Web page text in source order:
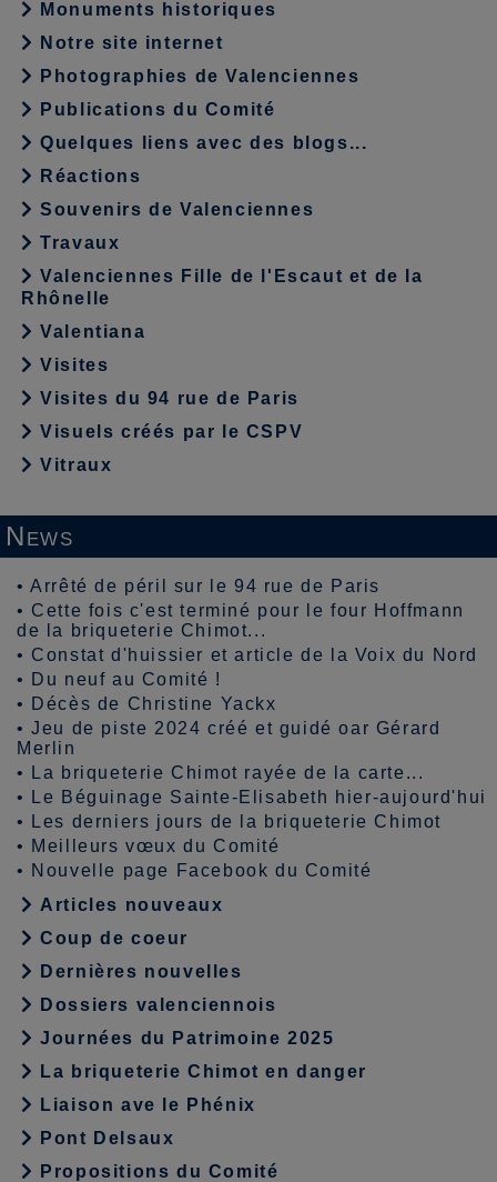
Monuments historiques
Notre site internet
Photographies de Valenciennes
Publications du Comité
Quelques liens avec des blogs...
Réactions
Souvenirs de Valenciennes
Travaux
Valenciennes Fille de l'Escaut et de la
Rhônelle
Valentiana
Visites
Visites du 94 rue de Paris
Visuels créés par le CSPV
Vitraux
News
•Arrêté de péril sur le 94 rue de Paris
• Cette fois c'est terminé pour le four Hoffmann
de la briqueterie Chimot...
• Constat d'huissier et article de la Voix du Nord
•
Du neuf au Comité !
•
Décès de Christine Yackx
•Jeu de piste 2024 créé et guidé oar Gérard
Merlin
•
La briqueterie Chimot rayée de la carte...
•
Le Béguinage Sainte-Elisabeth hier-aujourd'hui
•
Les derniers jours de la briqueterie Chimot
• Meilleurs vœux du Comité
• Nouvelle page Facebook du Comité
Articles nouveaux
Coup de coeur
Dernières nouvelles
Dossiers valenciennois
Journées du Patrimoine 2025
La briqueterie Chimot en danger
Liaison ave le Phénix
Pont Delsaux
Propositions du Comité